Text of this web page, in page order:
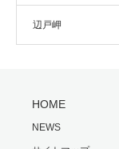
辺戸岬
HOME
NEWS